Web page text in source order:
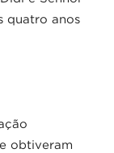
quatro anos
obtiveram